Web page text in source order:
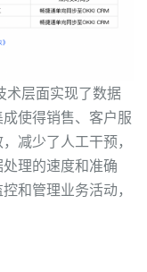
术层面实现了数据
使得销售、客户服
减少了人工干预，
理的速度和准确
和管理业务活动，